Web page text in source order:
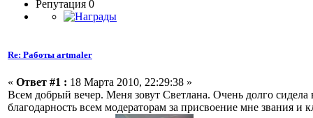
Репутация 0
Re: Работы artmaler
« Ответ #1 : 18 Марта 2010, 22:29:38 »
Всем добрый вечер. Меня зовут Светлана. Очень долго
благодарность всем модераторам за присвоение мне звания и